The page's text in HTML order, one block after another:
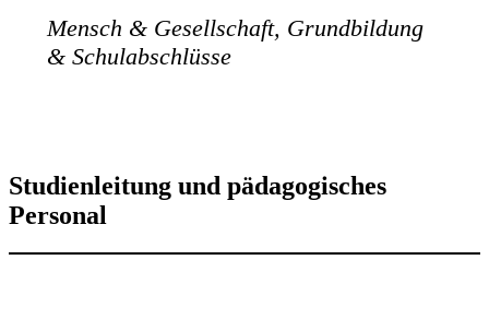
Mensch & Gesellschaft, Grundbildung
& Schulabschlüsse
Studienleitung und pädagogisches
Personal